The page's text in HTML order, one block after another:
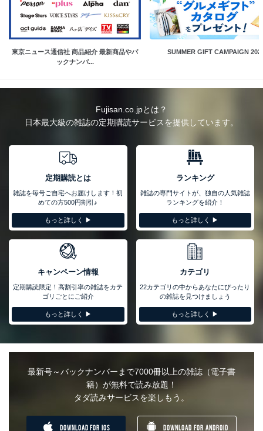
東京ニュース通信社 商品紹介 最新商品やバ
ックナンバ...
SUMMER GIFT CAMPAIGN
Fujisan.co.jpとは？
日本最大級の雑誌の定期購読サービスを提供しています。
定期購読とは
雑誌を毎号ご自宅へお届けします！初
めての方500円割引♪
もっと詳しく ▶︎
ランキング
雑誌の専門サイトが、独自の人気雑誌
ランキングを紹介！
もっと詳しく ▶︎
キャンペーン情報
定期購読限定！高割引率の雑誌をカテ
ゴリごとにご紹介
もっと詳しく ▶︎
カテゴリ
22カテゴリの中からあなたにぴったり
の雑誌を見つけましょう
もっと詳しく ▶︎
最新号～バックナンバーまで7000冊以上の雑誌（電子書
籍）が無料で読み放題！
タダ読みサービスを楽しもう。
DOWNLOAD FOR IOS DOWNLOAD FOR ANDROID